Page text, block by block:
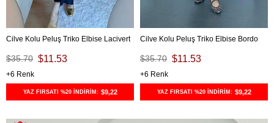
Cilve Kolu Peluş Triko Elbise Lacivert
$11.53
$35.70
6
YAZ FIRSATI %20 İNDİRİM: $9,22
Cilve Kolu Peluş Triko Elbise Bordo
$11.53
$35.70
6
YAZ FIRSATI %20 İNDİRİM: $9,22